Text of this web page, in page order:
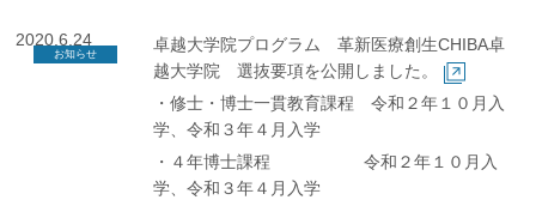
2020.6.24
お知らせ
卓越大学院プログラム 革新医療創生CHIBA卓
越大学院 選抜要項を公開しました。
・修士・博士一貫教育課程 令和２年１０月入
学、令和３年４月入学
・４年博士課程 令和２年１０月入
学、令和３年４月入学